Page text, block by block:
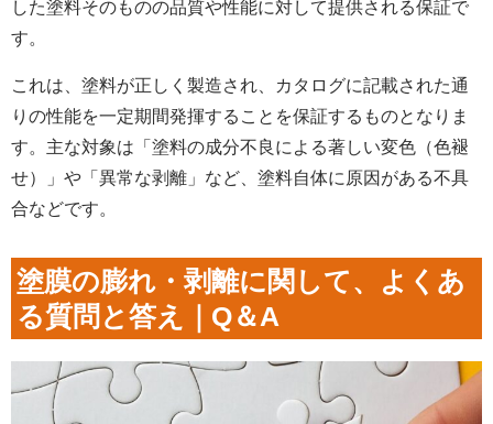
した塗料そのものの品質や性能に対して提供される保証で
す。
これは、塗料が正しく製造され、カタログに記載された通
りの性能を一定期間発揮することを保証するものとなりま
す。主な対象は「塗料の成分不良による著しい変色（色褪
せ）」や「異常な剥離」など、塗料自体に原因がある不具
合などです。
塗膜の膨れ・剥離に関して、よくあ
る質問と答え｜Q＆A